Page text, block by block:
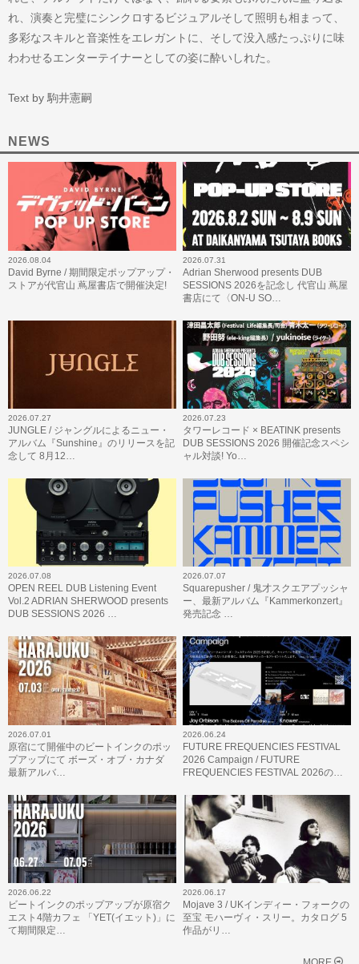
れ、演奏と完璧にシンクロするビジュアルそして照明も相まって、
多彩なスキルと音楽性をエレガントに、そして没入感たっぷりに味
わわせるエンターテイナーとしての姿に酔いしれた。
Text by 駒井憲嗣
NEWS
2026.08.04
David Byrne / 期間限定ポップアップ・
ストアが代官山 蔦屋書店で開催決定!
2026.07.31
Adrian Sherwood presents DUB
SESSIONS 2026を記念し 代官山 蔦屋
書店にて〈ON-U SO…
2026.07.27
JUNGLE / ジャングルによるニュー・
アルバム『Sunshine』のリリースを記
念して 8月12…
2026.07.23
タワーレコード × BEATINK presents
DUB SESSIONS 2026 開催記念スペシ
ャル対談! Yo…
2026.07.08
OPEN REEL DUB Listening Event
Vol.2 ADRIAN SHERWOOD presents
DUB SESSIONS 2026 …
2026.07.07
Squarepusher / 鬼才スクエアプッシャ
ー、最新アルバム『Kammerkonzert』
発売記念 …
2026.07.01
原宿にて開催中のビートインクのポッ
プアップにて ボーズ・オブ・カナダ
最新アルバ…
2026.06.24
FUTURE FREQUENCIES FESTIVAL
2026 Campaign / FUTURE
FREQUENCIES FESTIVAL 2026の…
2026.06.22
ビートインクのポップアップが原宿ク
エスト4階カフェ 「YET(イエット)」に
て期間限定…
2026.06.17
Mojave 3 / UKインディー・フォークの
至宝 モハーヴィ・スリー。カタログ 5
作品がリ…